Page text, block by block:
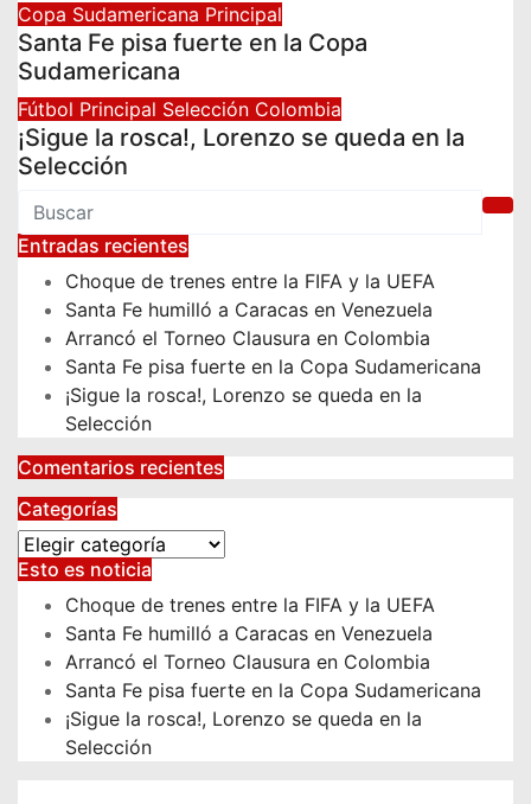
Copa Sudamericana Principal
Santa Fe pisa fuerte en la Copa
Sudamericana
Fútbol Principal Selección Colombia
¡Sigue la rosca!, Lorenzo se queda en la
Selección
Entradas recientes
Choque de trenes entre la FIFA y la UEFA
Santa Fe humilló a Caracas en Venezuela
Arrancó el Torneo Clausura en Colombia
Santa Fe pisa fuerte en la Copa Sudamericana
¡Sigue la rosca!, Lorenzo se queda en la
Selección
Comentarios recientes
Categorías
Categorías
Esto es noticia
Choque de trenes entre la FIFA y la UEFA
Santa Fe humilló a Caracas en Venezuela
Arrancó el Torneo Clausura en Colombia
Santa Fe pisa fuerte en la Copa Sudamericana
¡Sigue la rosca!, Lorenzo se queda en la
Selección